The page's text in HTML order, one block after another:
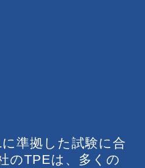
準拠した試験に合
のTPEは、多くの